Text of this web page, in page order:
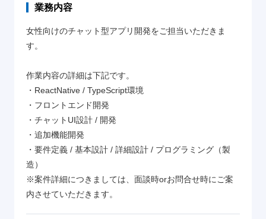
業務内容
女性向けのチャット型アプリ開発をご担当いただきま
す。
作業内容の詳細は下記です。
・ReactNative / TypeScript環境
・フロントエンド開発
・チャットUI設計 / 開発
・追加機能開発
・要件定義 / 基本設計 / 詳細設計 / プログラミング（製
造）
※案件詳細につきましては、面談時orお問合せ時にご案
内させていただきます。